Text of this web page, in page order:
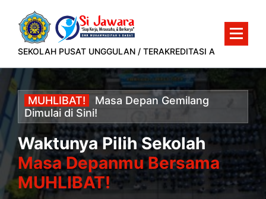
konten
SEKOLAH PUSAT UNGGULAN / TERAKREDITASI A
MUHLIBAT! Masa Depan Gemilang
Dimulai di Sini!
Waktunya Pilih Sekolah
Masa Depanmu Bersama
MUHLIBAT!